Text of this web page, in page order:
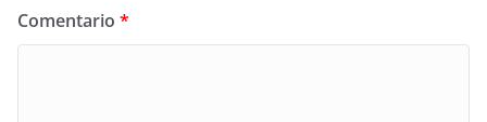
Comentario *